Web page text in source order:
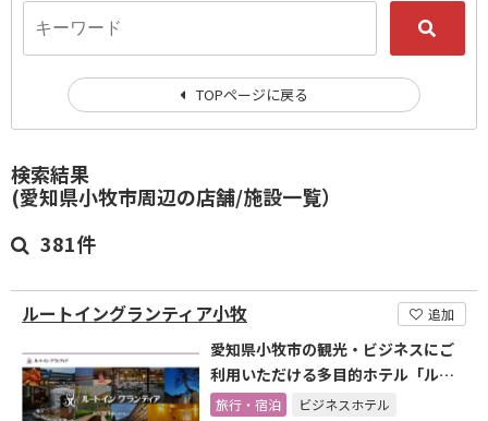
検索結果
(愛知県小牧市周辺の店舗/施設一覧）
381件
ルートイングランティア小牧 追加
愛知県小牧市の観光・ビジネスにご
利用いただける多目的ホテル「ルー
トイン グランティア小牧」
旅行・宿泊 ビジネスホテル
TOPページに戻る